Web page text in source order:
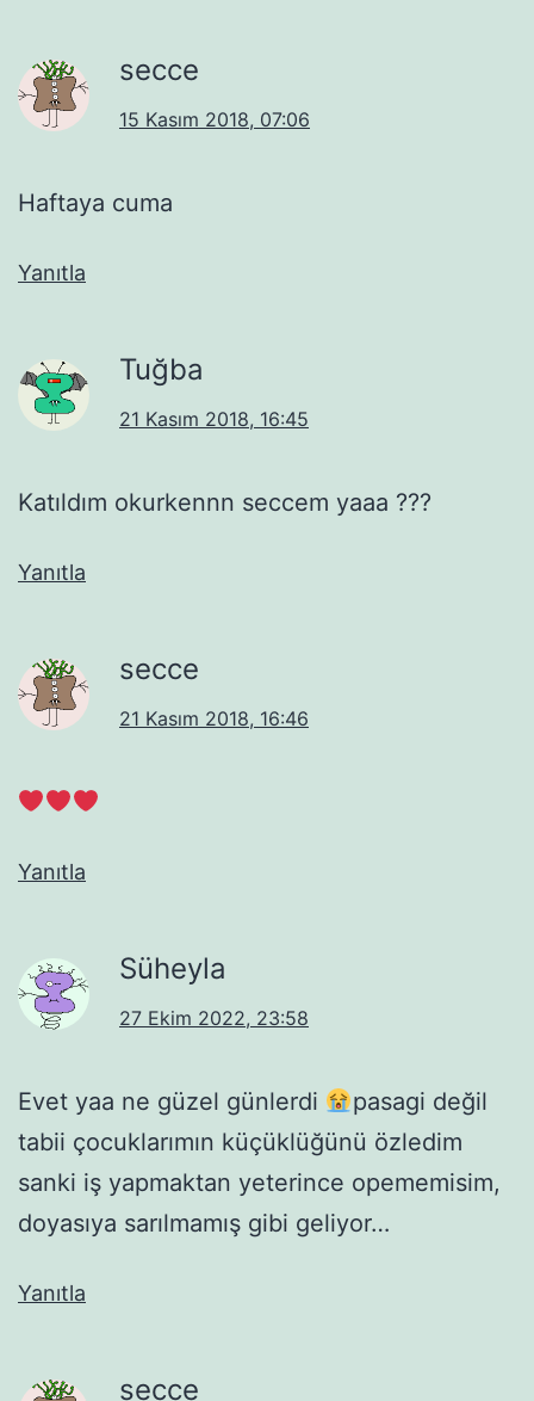
secce
15 Kasım 2018, 07:06
Haftaya cuma
Yanıtla
Tuğba
21 Kasım 2018, 16:45
Katıldım okurkennn seccem yaaa ???
Yanıtla
secce
21 Kasım 2018, 16:46
Yanıtla
Süheyla
27 Ekim 2022, 23:58
Evet yaa ne güzel günlerdi
pasagi değil
tabii çocuklarımın küçüklüğünü özledim
sanki iş yapmaktan yeterince opememisim,
doyasıya sarılmamış gibi geliyor…
Yanıtla
secce